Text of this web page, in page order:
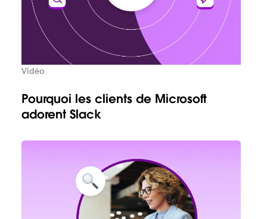
Vidéo
Pourquoi les clients de Microsoft
adorent Slack